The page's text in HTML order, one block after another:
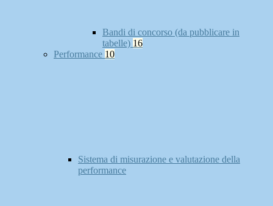
Bandi di concorso (da pubblicare in
tabelle) 16
Performance 10
Sistema di misurazione e valutazione della
performance